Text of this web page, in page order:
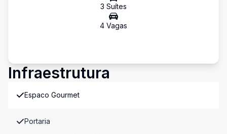
3 Suítes
4 Vagas
Infraestrutura
Espaco Gourmet
Portaria